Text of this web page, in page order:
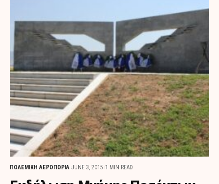
ΠΟΛΕΜΙΚΗ ΑΕΡΟΠΟΡΙΑ JUNE 3, 2015 1 MIN READ